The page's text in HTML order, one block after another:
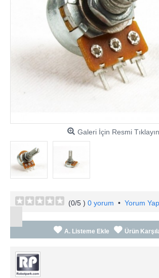
Galeri İçin Resmi Tıklayın
(0/5 ) 0 yorum • Yorum Yap
A. Listeme Ekle Ürün